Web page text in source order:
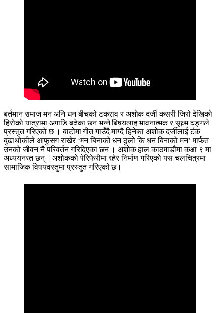
बर्तमान समाज मन अनि धन बीचको टकराव र अशोक दर्जी कसरी जिरो देखिको
हिरोको यात्रामा अगाडि बढेका छन भन्ने बिषयलाइ भावनात्मक र सूक्ष्म ढङ्गले
प्रस्तुत गरिएको छ । बाटोमा गीत गाउँदै माग्दै हिनेका अशोक दर्जीलाई टंक
बुढाथोकीले आफुसग राखेर ‘मन बिनाको धन ठुलो कि धन बिनाको मन’ मार्फत
उनको जीवन नै परिवर्तन गरिदिएका छन । अशोक हाल काठमाडौंमा कक्षा ९ मा
अध्ययनरत छन् ।अशोकको पेरिफेरीमा रहेर निर्माण गरिएको यस चलचित्रमा
सामाजिक विषयवस्तुमा प्रस्तुत गरिएको छ।